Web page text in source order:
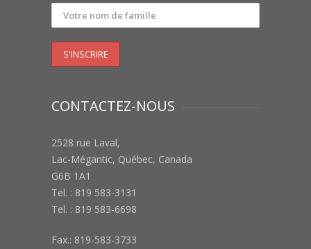
CONTACTEZ-NOUS
2528 rue Laval,
Lac-Mégantic, Québec, Canada
G6B 1A1
Tel. : 819 583-3131
Tel. : 819 583-6698
Fax.: 819-583-3733